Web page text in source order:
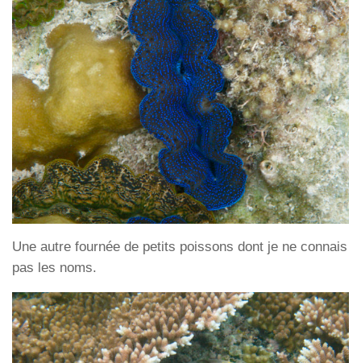
Une autre fournée de petits poissons dont je ne connais
pas les noms.